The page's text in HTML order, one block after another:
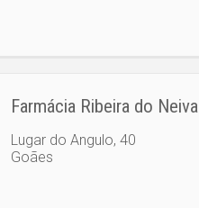
Farmácia Ribeira do Neiva
Lugar do Angulo, 40
Goães